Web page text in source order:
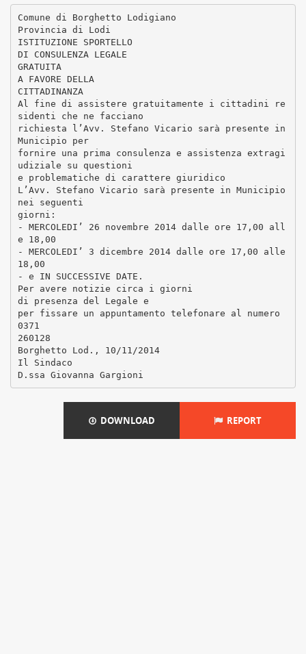
Comune di Borghetto Lodigiano
Provincia di Lodi
ISTITUZIONE SPORTELLO
DI CONSULENZA LEGALE
GRATUITA
A FAVORE DELLA
CITTADINANZA
Al fine di assistere gratuitamente i cittadini re
sidenti che ne facciano
richiesta l’Avv. Stefano Vicario sarà presente in
Municipio per
fornire una prima consulenza e assistenza extragi
udiziale su questioni
e problematiche di carattere giuridico
L’Avv. Stefano Vicario sarà presente in Municipio
nei seguenti
giorni:
- MERCOLEDI’ 26 novembre 2014 dalle ore 17,00 all
e 18,00
- MERCOLEDI’ 3 dicembre 2014 dalle ore 17,00 alle
18,00
- e IN SUCCESSIVE DATE.
Per avere notizie circa i giorni
di presenza del Legale e
per fissare un appuntamento telefonare al numero
0371
260128
Borghetto Lod., 10/11/2014
Il Sindaco
DOWNLOAD REPORT